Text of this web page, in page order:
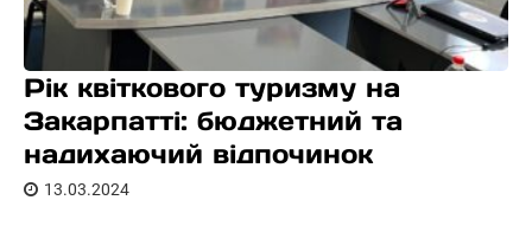
Рік квіткового туризму на
Закарпатті: бюджетний та
надихаючий відпочинок
13.03.2024